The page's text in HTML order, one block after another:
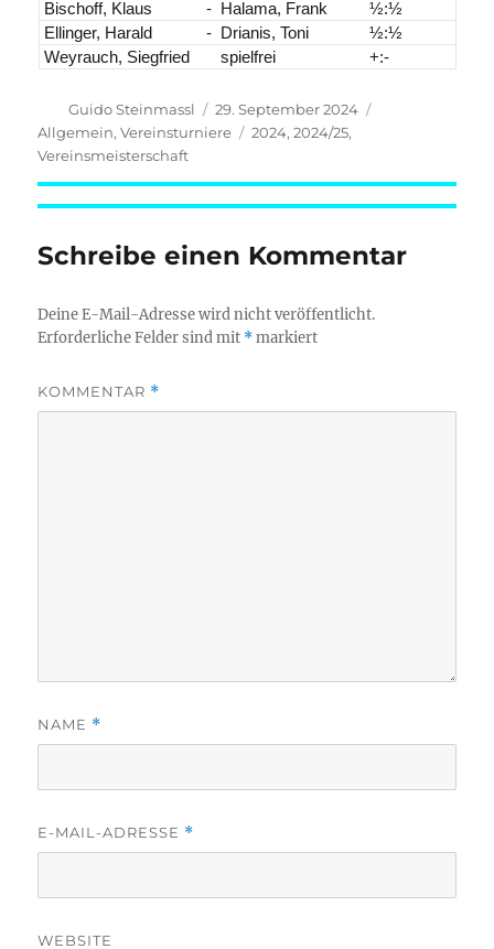
Bischoff, Klaus
- Halama, Frank
½:½
Ellinger, Harald
- Drianis, Toni
½:½
Weyrauch, Siegfried
spielfrei +:-
Autor
Guido Steinmassl
Veröffentlicht
am
29. September 2024
Allgemein,Vereinsturniere Schlagwörter
2024,2024/25,
Vereinsmeisterschaft
Schreibe einen Kommentar
Deine E-Mail-Adresse wird nicht veröffentlicht.
Erforderliche Felder sind mit *markiert
KOMMENTAR *
NAME *
E-MAIL-ADRESSE *
WEBSITE